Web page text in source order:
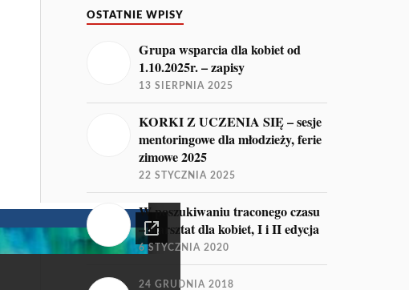
OSTATNIE WPISY
Grupa wsparcia dla kobiet od
1.10.2025r. – zapisy
13 SIERPNIA 2025
KORKI Z UCZENIA SIĘ – sesje
mentoringowe dla młodzieży, ferie
zimowe 2025
22 STYCZNIA 2025
W poszukiwaniu traconego czasu
– warsztat dla kobiet, I i II edycja
6 STYCZNIA 2020
24 GRUDNIA 2018